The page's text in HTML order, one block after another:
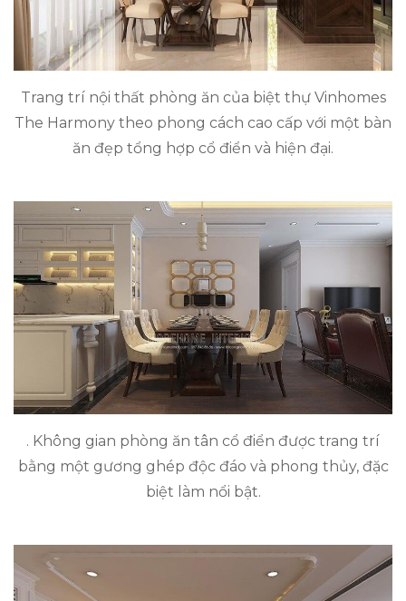
Trang trí nội thất phòng ăn của biệt thự Vinhomes
The Harmony theo phong cách cao cấp với một bàn
ăn đẹp tổng hợp cổ điển và hiện đại.
. Không gian phòng ăn tân cổ điển được trang trí
bằng một gương ghép độc đáo và phong thủy, đặc
biệt làm nổi bật.